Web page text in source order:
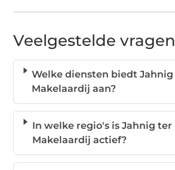
Veelgestelde vragen
Welke diensten biedt
Makelaardij aan?
In welke regio's is Jahnig ter
Makelaardij actief?